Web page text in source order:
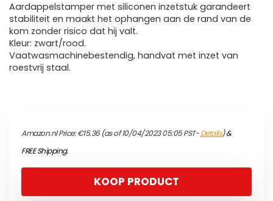
Aardappelstamper met siliconen inzetstuk garandeert
stabiliteit en maakt het ophangen aan de rand van de
kom zonder risico dat hij valt.
Kleur: zwart/rood.
Vaatwasmachinebestendig, handvat met inzet van
roestvrij staal.
Amazon.nl Price:€15.36(as of 10/04/2023 05:05 PST-Details)&
FREE Shipping.
KOOP PRODUCT